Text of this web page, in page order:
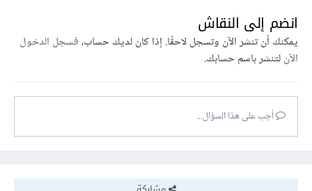
انضم إلى النقاش
يمكنك أن تنشر الآن وتسجل لاحقًا. إذا كان لديك حساب،فسجل الدخول
الآنلتنشر باسم حسابك.
أجب على هذا السؤال...